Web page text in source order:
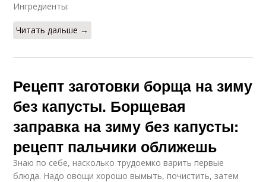
Ингредиенты:
Читать дальше →
Рецепт заготовки борща на зиму
без капусты. Борщевая
заправка на зиму без капусты:
рецепт пальчики оближешь
Знаю по себе, насколько трудоемко варить первые
блюда. Надо овощи хорошо вымыть, почистить, затем